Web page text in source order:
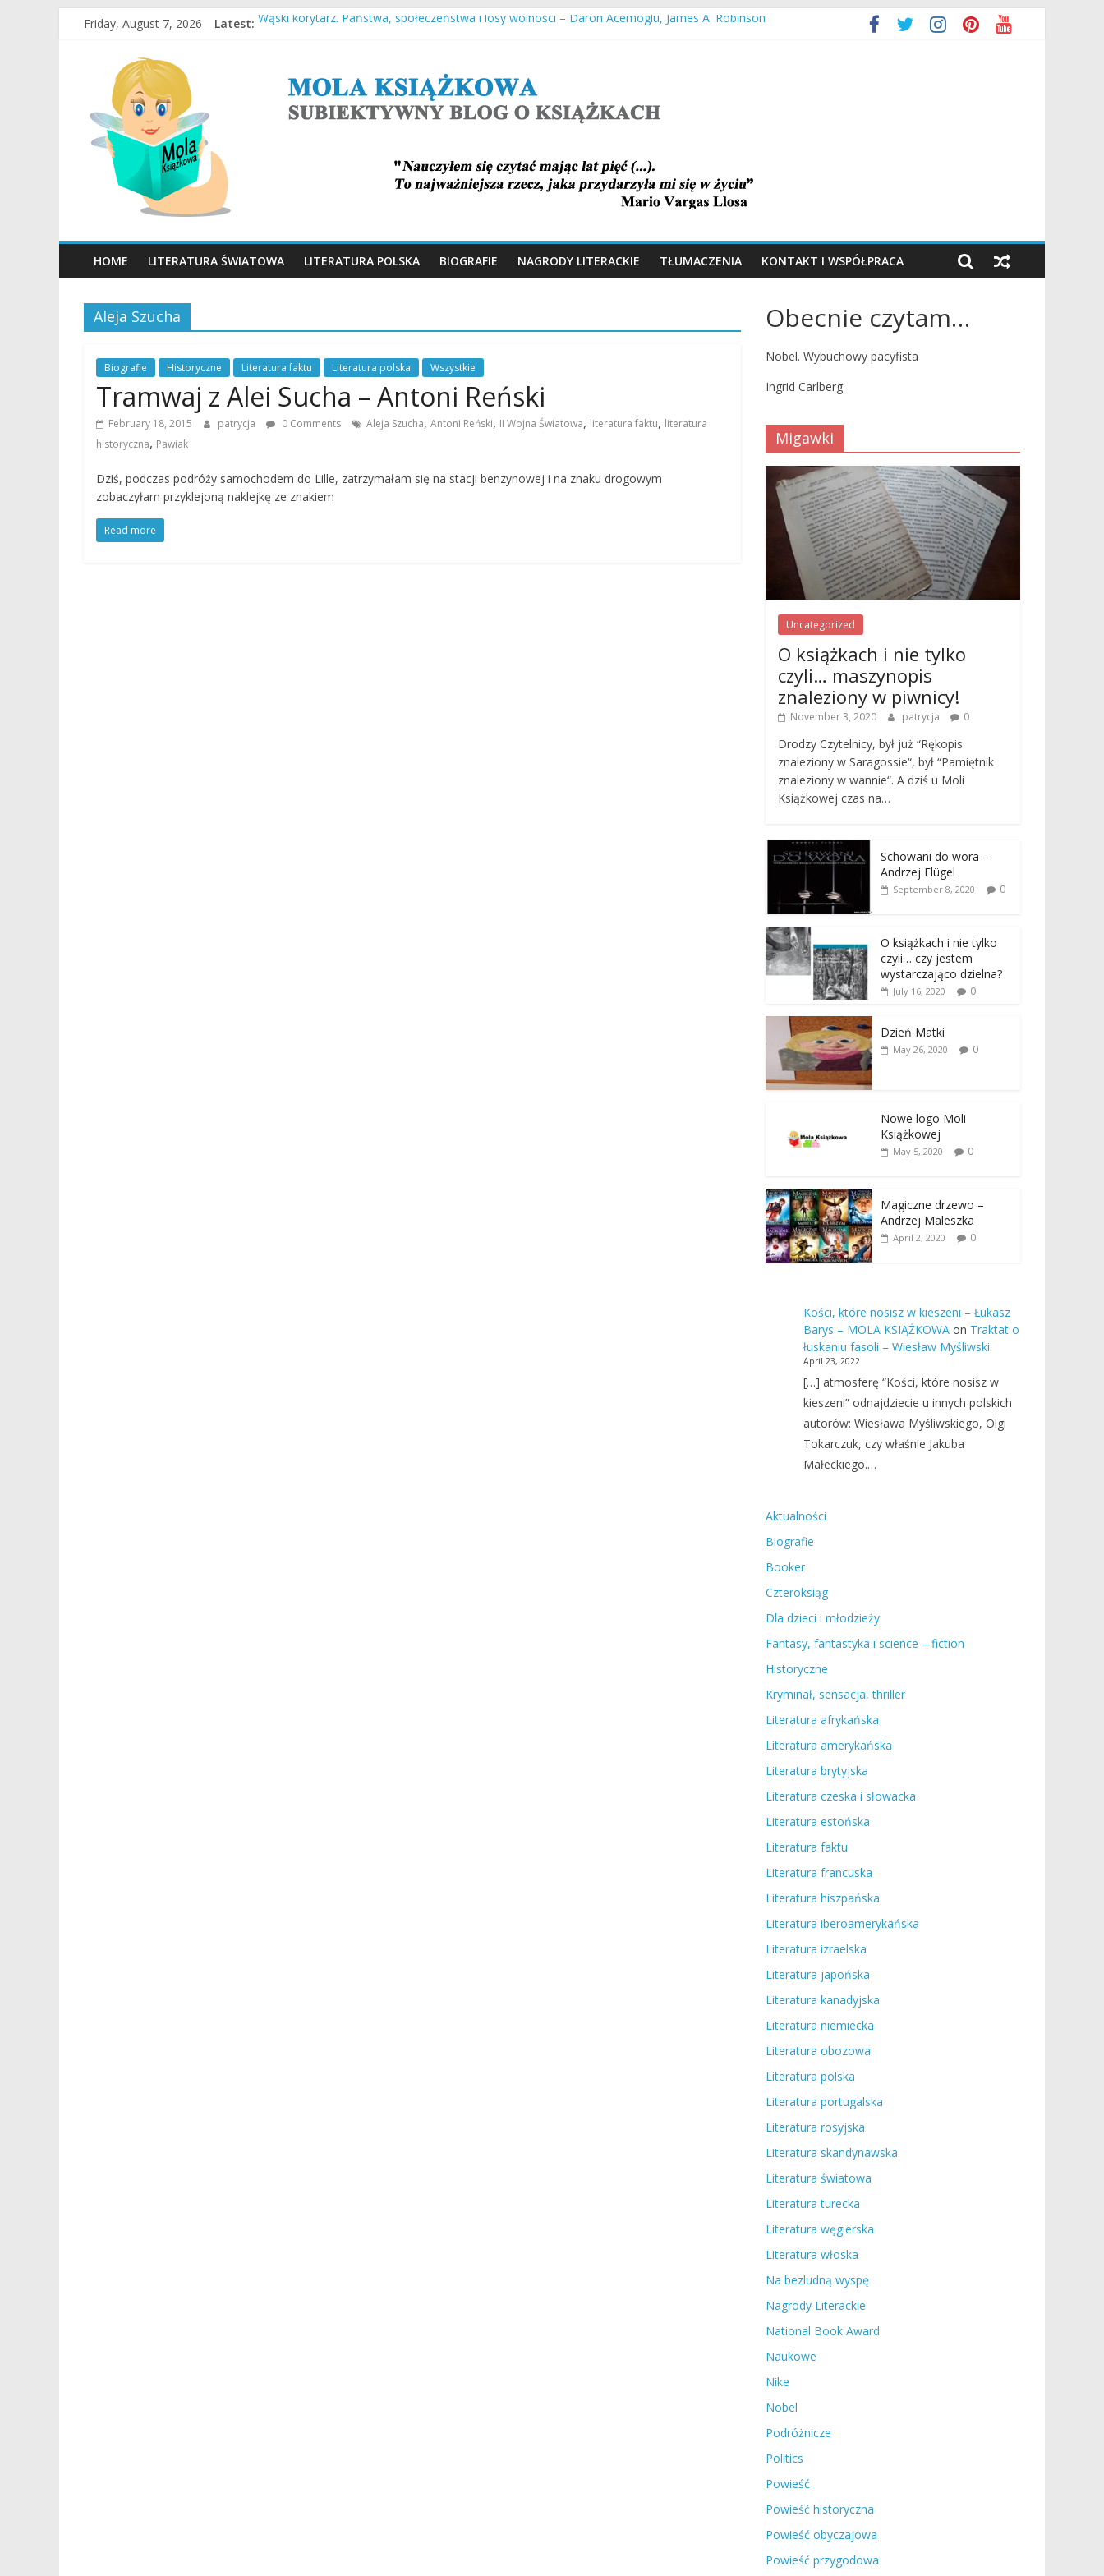
Friday, August 7, 2026 Latest: Wąski korytarz. Państwa, społeczeństwa i losy wolności – Daron Acemoglu, James A. Robinson
Empuzjon – Olga Tokarczuk
Miasto w chmurach – Antony Doerr
MOLA
KSIĄŻKOWA
SUBIEKTYWNY
BLOG
KSIĄŻKACH
HOME LITERATURA ŚWIATOWA LITERATURA POLSKA BIOGRAFIE NAGRODY LITERACKIE TŁUMACZENIA KONTAKT I WSPÓŁPRACA
Aleja Szucha
Biografie Historyczne Literatura faktu Literatura polska Wszystkie
Tramwaj z Alei Sucha – Antoni Reński
February 18, 2015 patrycja 0 Comments Aleja Szucha, Antoni Reński, II Wojna Światowa, literatura faktu, literatura
historyczna, Pawiak
Dziś, podczas podróży samochodem do Lille, zatrzymałam się na stacji benzynowej i na znaku drogowym
zobaczyłam przyklejoną naklejkę ze znakiem
Read more
Obecnie czytam…
Nobel. Wybuchowy pacyfista
Ingrid Carlberg
Migawki
Uncategorized
O książkach i nie tylko
czyli… maszynopis
znaleziony w piwnicy!
November 3, 2020 patrycja 0
Drodzy Czytelnicy, był już “Rękopis
znaleziony w Saragossie“, był “Pamiętnik
znaleziony w wannie“. A dziś u Moli
Książkowej czas na…
Schowani do wora –
Andrzej Flügel
September 8, 2020 0
O książkach i nie tylko
czyli… czy jestem
wystarczająco dzielna?
July 16, 2020 0
Dzień Matki
May 26, 2020 0
Nowe logo Moli
Książkowej
May 5, 2020 0
Magiczne drzewo –
Andrzej Maleszka
April 2, 2020 0
Kości, które nosisz w kieszeni – Łukasz
Barys – MOLA KSIĄŻKOWAon Traktat o
łuskaniu fasoli – Wiesław Myśliwski
April 23, 2022
[…] atmosferę “Kości, które nosisz w
kieszeni” odnajdziecie u innych polskich
autorów: Wiesława Myśliwskiego, Olgi
Tokarczuk, czy właśnie Jakuba
Małeckiego.…
Aktualności
Biografie
Booker
Czteroksiąg
Dla dzieci i młodzieży
Fantasy, fantastyka i science – fiction
Historyczne
Kryminał, sensacja, thriller
Literatura afrykańska
Literatura amerykańska
Literatura brytyjska
Literatura czeska i słowacka
Literatura estońska
Literatura faktu
Literatura francuska
Literatura hiszpańska
Literatura iberoamerykańska
Literatura izraelska
Literatura japońska
Literatura kanadyjska
Literatura niemiecka
Literatura obozowa
Literatura polska
Literatura portugalska
Literatura rosyjska
Literatura skandynawska
Literatura światowa
Literatura turecka
Literatura węgierska
Literatura włoska
Na bezludną wyspę
Nagrody Literackie
National Book Award
Naukowe
Nike
Nobel
Podróżnicze
Politics
Powieść
Powieść historyczna
Powieść obyczajowa
Powieść przygodowa